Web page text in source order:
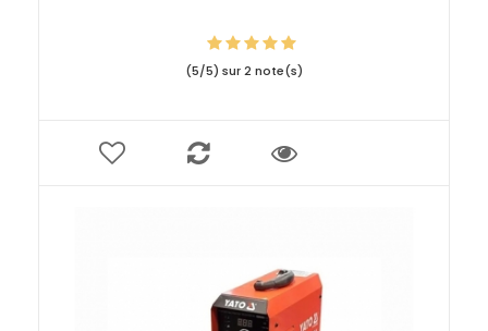
(5/5) sur2 note(s)